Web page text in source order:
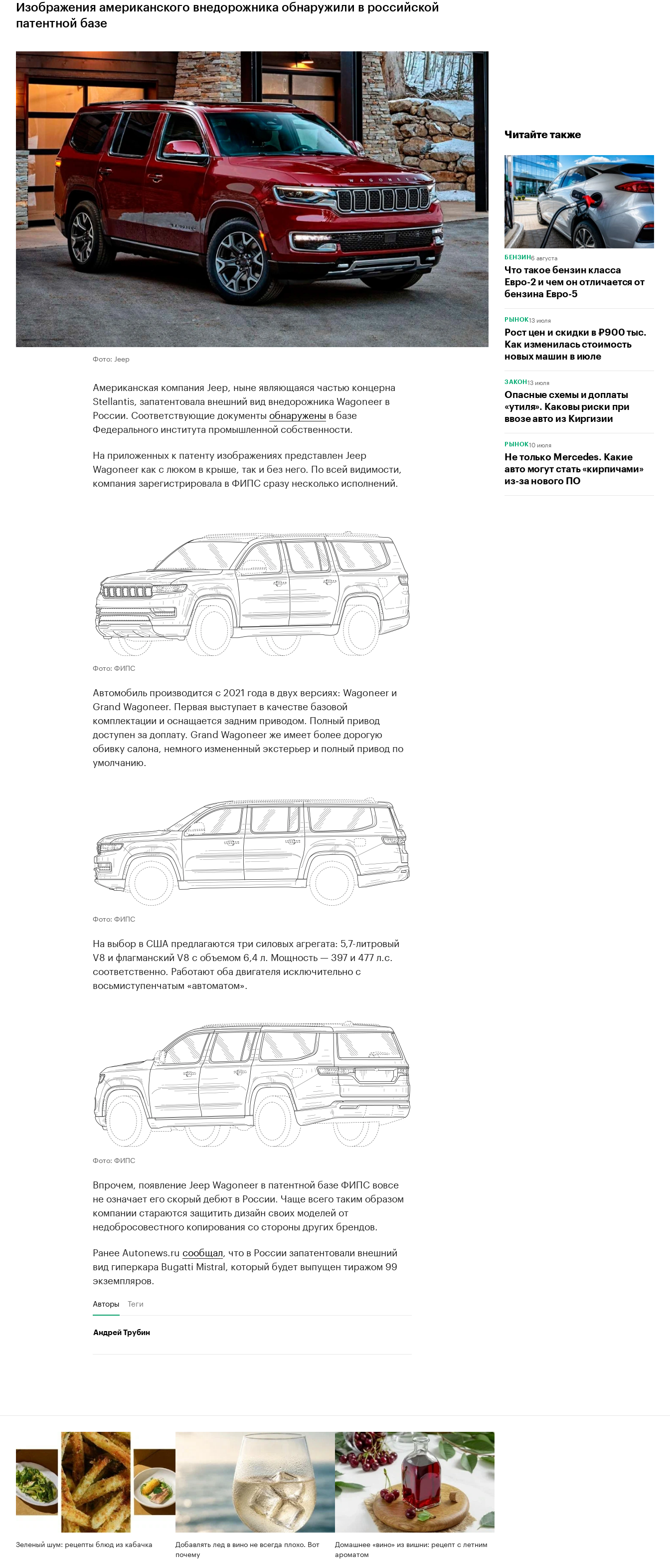
Читайте также
БЕНЗИН6 августа
Что такое бензин класса
Евро-2 и чем он отличается от
бензина Евро-5
РЫНОК13 июля
Рост цен и скидки в ₽900 тыс.
Как изменилась стоимость
новых машин в июле
ЗАКОН 13 июля
Опасные схемы и доплаты
«утиля». Каковы риски при
ввозе авто из Киргизии
РЫНОК10 июля
Не только Mercedes. Какие
авто могут стать «кирпичами»
из-за нового ПО
Изображения американского внедорожника обнаружили в российской
патентной базе
Фото: Jeep
Американская компания Jeep, ныне являющаяся частью концерна
Stellantis, запатентовала внешний вид внедорожника Wagoneer в
России. Соответствующие документы обнаружены в базе
Федерального института промышленной собственности.
На приложенных к патенту изображениях представлен Jeep
Wagoneer как с люком в крыше, так и без него. По всей видимости,
компания зарегистрировала в ФИПС сразу несколько исполнений.
Фото: ФИПС
Автомобиль производится с 2021 года в двух версиях: Wagoneer и
Grand Wagoneer. Первая выступает в качестве базовой
комплектации и оснащается задним приводом. Полный привод
доступен за доплату. Grand Wagoneer же имеет более дорогую
обивку салона, немного измененный экстерьер и полный привод по
умолчанию.
Фото: ФИПС
На выбор в США предлагаются три силовых агрегата: 5,7-литровый
V8 и флагманский V8 с объемом 6,4 л. Мощность — 397 и 477 л.с.
соответственно. Работают оба двигателя исключительно с
восьмиступенчатым «автоматом».
Фото: ФИПС
Впрочем, появление Jeep Wagoneer в патентной базе ФИПС вовсе
не означает его скорый дебют в России. Чаще всего таким образом
компании стараются защитить дизайн своих моделей от
недобросовестного копирования со стороны других брендов.
Ранее Autonews.ru сообщал, что в России запатентовали внешний
вид гиперкара Bugatti Mistral, который будет выпущен тиражом 99
экземпляров.
Авторы Теги
Андрей Трубин
Зеленый шум: рецепты блюд из кабачка
Добавлять лед в вино не всегда плохо. Вот
почему
Домашнее «вино» из вишни: рецепт с летним
ароматом